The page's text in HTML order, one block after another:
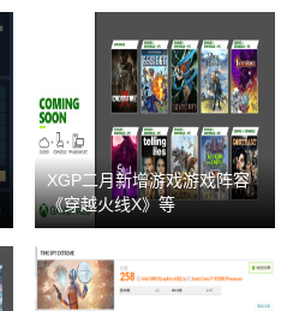
XGP二月新增游戏游戏阵容
《穿越火线X》等